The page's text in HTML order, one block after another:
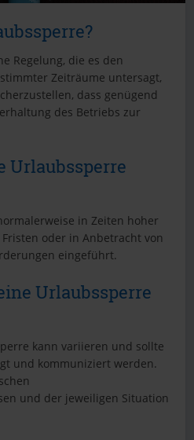
Regelung, die es den
Zeiträume untersagt,
dass genügend
des Betriebs zur
Urlaubssperre
in Zeiten hoher
oder in Anbetracht von
eingeführt.
Urlaubssperre
kann variieren und sollte
und kommuniziert werden.
und der jeweiligen Situation